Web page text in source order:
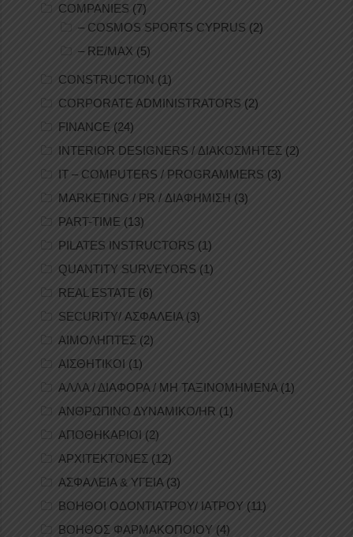
COMPANIES (7)
– COSMOS SPORTS CYPRUS (2)
– RE/MAX (5)
CONSTRUCTION (1)
CORPORATE ADMINISTRATORS (2)
FINANCE (24)
INTERIOR DESIGNERS / ΔΙΑΚΟΣΜΗΤΕΣ (2)
IT – COMPUTERS / PROGRAMMERS (3)
MARKETING / PR / ΔΙΑΦΗΜΙΣΗ (3)
PART-TIME (13)
PILATES INSTRUCTORS (1)
QUANTITY SURVEYORS (1)
REAL ESTATE (6)
SECURITY/ ΑΣΦΑΛΕΙΑ (3)
ΑΙΜΟΛΗΠΤΕΣ (2)
ΑΙΣΘΗΤΙΚΟΙ (1)
ΑΛΛΑ / ΔΙΑΦΟΡΑ / ΜΗ ΤΑΞΙΝΟΜΗΜΕΝΑ (1)
ΑΝΘΡΩΠΙΝΟ ΔΥΝΑΜΙΚΟ/HR (1)
ΑΠΟΘΗΚΑΡΙΟΙ (2)
ΑΡΧΙΤΕΚΤΟΝΕΣ (12)
ΑΣΦΑΛΕΙΑ & ΥΓΕΙΑ(3)
ΒΟΗΘΟΙ ΟΔΟΝΤΙΑΤΡΟΥ/ ΙΑΤΡΟΥ (11)
ΒΟΗΘΟΣ ΦΑΡΜΑΚΟΠΟΙΟΥ (4)